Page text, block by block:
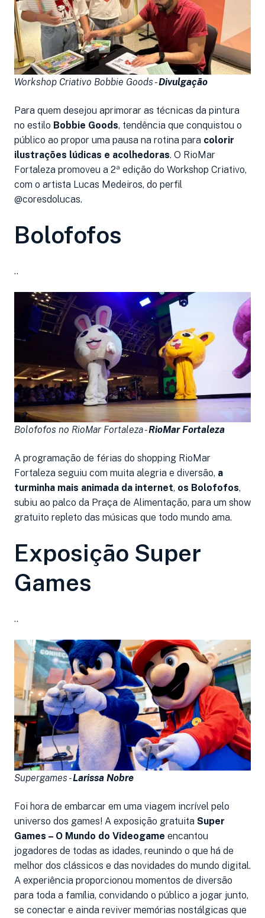
Workshop Criativo Bobbie Goods -Divulgação
Para quem desejou aprimorar as técnicas da pintura
no estilo Bobbie Goods, tendência que conquistou o
público ao propor uma pausa na rotina para colorir
ilustrações lúdicas e acolhedoras. O RioMar
Fortaleza promoveu a 2ª edição do Workshop Criativo,
com o artista Lucas Medeiros, do perfil
@coresdolucas.
Bolofofos
..
Bolofofos no RioMar Fortaleza -RioMar Fortaleza
A programação de férias do shopping RioMar
Fortaleza seguiu com muita alegria e diversão, a
turminha mais animada da internet, os Bolofofos,
subiu ao palco da Praça de Alimentação, para um show
gratuito repleto das músicas que todo mundo ama.
Exposição Super
Games
..
Supergames -Larissa Nobre
Foi hora de embarcar em uma viagem incrível pelo
universo dos games! A exposição gratuita Super
Games – O Mundo do Videogame encantou
jogadores de todas as idades, reunindo o que há de
melhor dos clássicos e das novidades do mundo digital.
A experiência proporcionou momentos de diversão
para toda a família, convidando o público a jogar junto,
se conectar e ainda reviver memórias nostálgicas que